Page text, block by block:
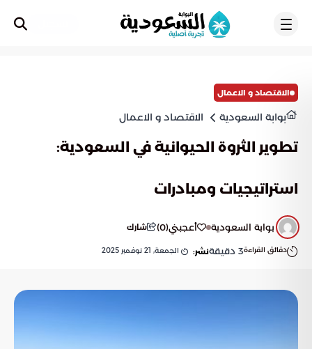
الاقتصاد و الاعمال
بوابة السعودية الاقتصاد و الاعمال
تطوير الثروة الحيوانية في السعودية:
استراتيجيات ومبادرات
بوابة السعودية أعجبني(
0
) شارك
دقائق القراءة3 دقيقةنشر: الجمعة, 21 نوفمبر 2025